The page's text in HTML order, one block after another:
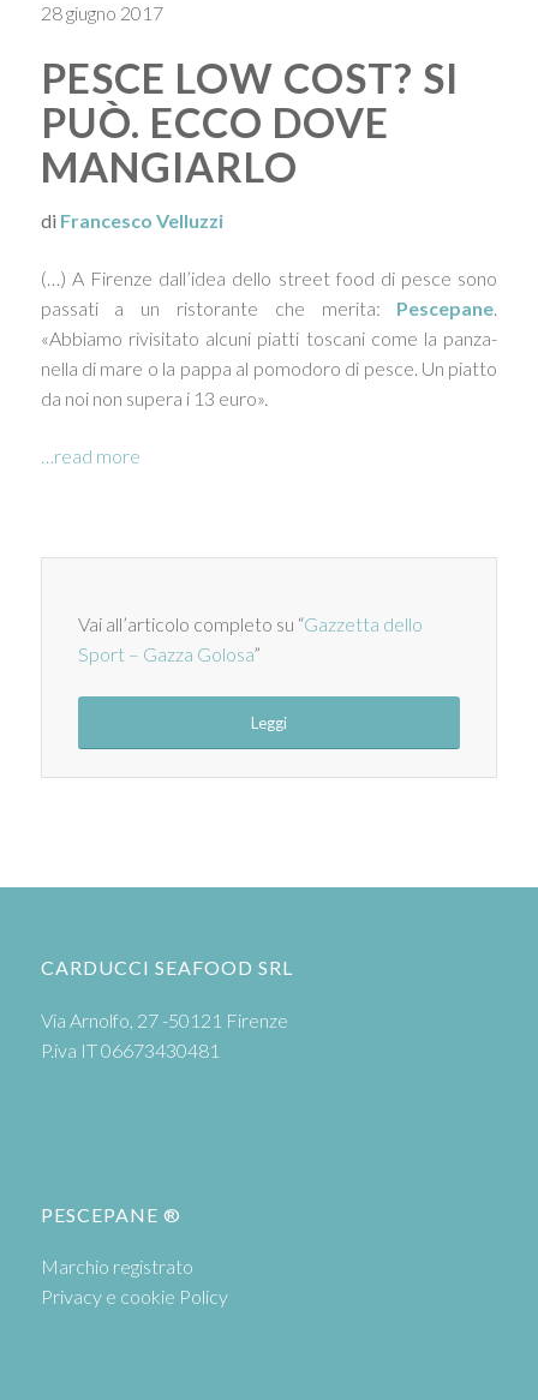
28 giugno 2017
PESCE LOW COST? SI
PUÒ. ECCO DOVE
MANGIARLO
di Francesco Velluzzi
(…) A Fi­renze dall’idea dello street fo­od di pesce sono
passati a un ri­storante che merita: Pescepa­ne.
«Abbiamo rivisitato alcuni piatti toscani come la panza­
nella di mare o la pappa al pomodoro di pesce. Un piat­to
da noi non supera i 13 eu­ro».
…read more
Vai all’articolo completo su “Gazzetta dello
Sport – Gazza Golosa”
Leggi
CARDUCCI SEAFOOD SRL
Via Arnolfo, 27 -50121 Firenze
P.iva IT 06673430481
PESCEPANE ®
Marchio registrato
Privacy e cookie Policy